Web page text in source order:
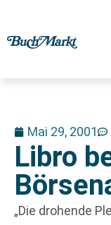
Mai 29, 2001
Libro
„Die drohende